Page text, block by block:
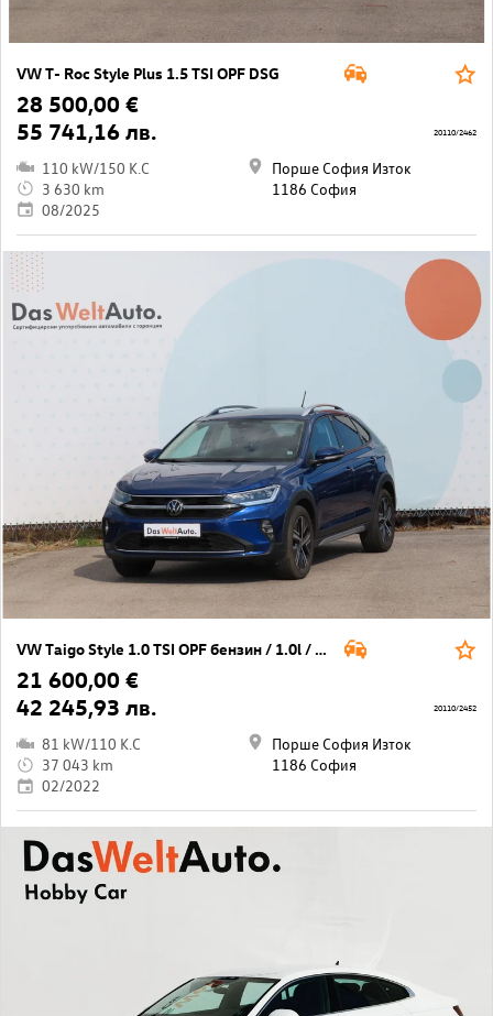
VW T- Roc Style Plus 1.5 TSI OPF DSG
28 500,00 €
55 741,16 лв.
110 kW/150 K.C
3 630 km
08/2025
Порше София Изток
1186 София
20110/2462
VW Taigo Style 1.0 TSI OPF бензин / 1.0l / 81кВт/ 110к.с / 7DSG
21 600,00 €
42 245,93 лв.
81 kW/110 K.C
37 043 km
02/2022
Порше София Изток
1186 София
20110/2452